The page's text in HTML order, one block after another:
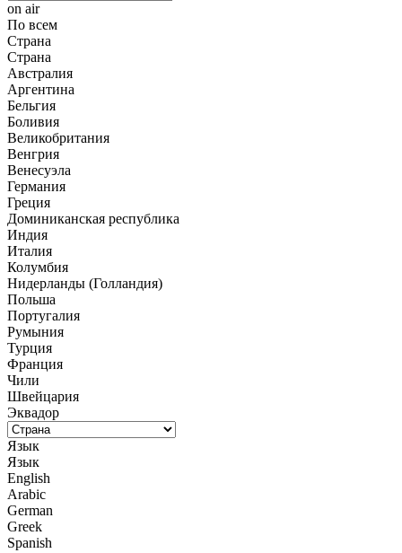
on air
По всем
Страна
Страна
Австралия
Аргентина
Бельгия
Боливия
Великобритания
Венгрия
Венесуэла
Германия
Греция
Доминиканская республика
Индия
Италия
Колумбия
Нидерланды (Голландия)
Польша
Португалия
Румыния
Турция
Франция
Чили
Швейцария
Эквадор
Язык
Язык
English
Arabic
German
Greek
Spanish